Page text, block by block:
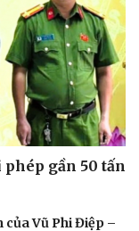
thời sự
đêm khuya
yêu
cho bé
tâm hồn
gần 50 tấn
của Vũ Phi Điệp –